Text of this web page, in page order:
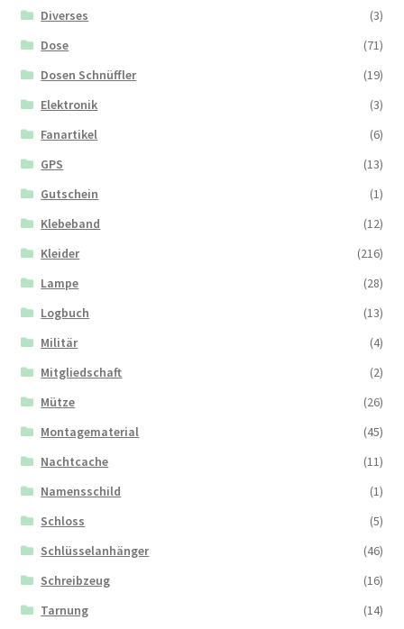
Diverses
(3)
Dose
(71)
Dosen Schnüffler
(19)
Elektronik
(3)
Fanartikel
(6)
GPS
(13)
Gutschein
(1)
Klebeband
(12)
Kleider
(216)
Lampe
(28)
Logbuch
(13)
Militär
(4)
Mitgliedschaft
(2)
Mütze
(26)
Montagematerial
(45)
Nachtcache
(11)
Namensschild
(1)
Schloss
(5)
Schlüsselanhänger
(46)
Schreibzeug
(16)
Tarnung
(14)